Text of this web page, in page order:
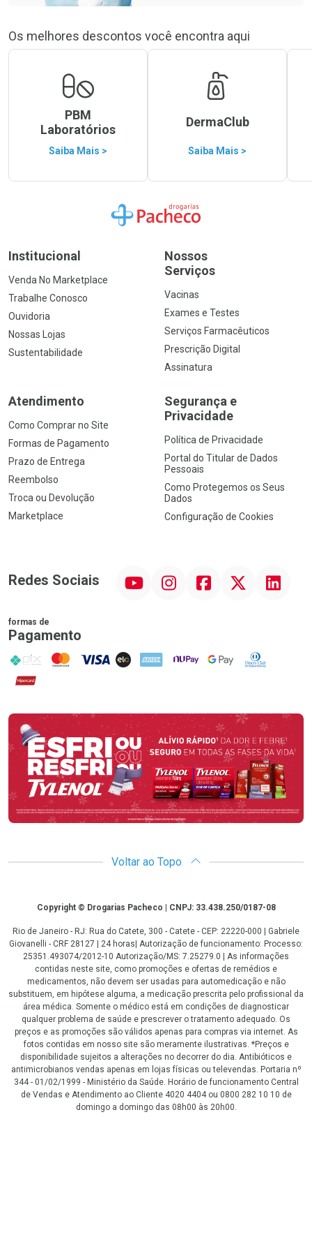
Os melhores descontos você encontra aqui
PBM
Laboratórios
Saiba Mais >
DermaClub
Saiba Mais >
Ir para a Home
Institucional
Venda No Marketplace
Trabalhe Conosco
Ouvidoria
Nossas Lojas
Sustentabilidade
Nossos
Serviços
Vacinas
Exames e Testes
Serviços Farmacêuticos
Prescrição Digital
Assinatura
Atendimento
Como Comprar no Site
Formas de Pagamento
Prazo de Entrega
Reembolso
Troca ou Devolução
Marketplace
Segurança e
Privacidade
Política de Privacidade
Portal do Titular de Dados
Pessoais
Como Protegemos os Seus
Dados
Configuração de Cookies
Redes Sociais InstagramFacebookTwitter Linkedin
formas de
Pagamento
PIX MasterCard
VISA ELO AMEX NuPay Google PayDiners Club
Hipercard
Promoção em Destaque
Voltar ao Topo
CopyrightCopyright © Drogarias Pacheco | CNPJ: 33.438.250/0187-08
Rio de Janeiro - RJ: Rua do Catete, 300 - Catete - CEP: 22220-000 | Gabriele
Giovanelli - CRF 28127 | 24 horas| Autorização de funcionamento: Processo:
25351.493074/2012-10 Autorização/MS: 7.25279.0 | As informações
contidas neste site, como promoções e ofertas de remédios e
medicamentos, não devem ser usadas para automedicação e não
substituem, em hipótese alguma, a medicação prescrita pelo profissional da
área médica. Somente o médico está em condições de diagnosticar
qualquer problema de saúde e prescrever o tratamento adequado. Os
preços e as promoções são válidos apenas para compras via internet. As
fotos contidas em nosso site são meramente ilustrativas. *Preços e
disponibilidade sujeitos a alterações no decorrer do dia. Antibióticos e
antimicrobianos vendas apenas em lojas físicas ou televendas. Portaria nº
344 - 01/02/1999 - Ministério da Saúde. Horário de funcionamento Central
de Vendas e Atendimento ao Cliente 4020 4404 ou 0800 282 10 10 de
domingo a domingo das 08h00 às 20h00.